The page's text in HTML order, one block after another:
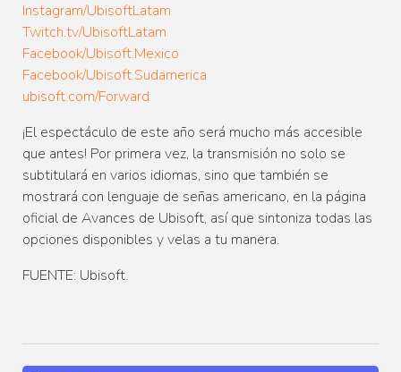
Instagram/UbisoftLatam
Twitch.tv/UbisoftLatam
Facebook/Ubisoft.Mexico
Facebook/Ubisoft.Sudamerica
ubisoft.com/Forward
¡El espectáculo de este año será mucho más accesible
que antes! Por primera vez, la transmisión no solo se
subtitulará en varios idiomas, sino que también se
mostrará con lenguaje de señas americano, en la página
oficial de Avances de Ubisoft, así que sintoniza todas las
opciones disponibles y velas a tu manera.
FUENTE: Ubisoft.